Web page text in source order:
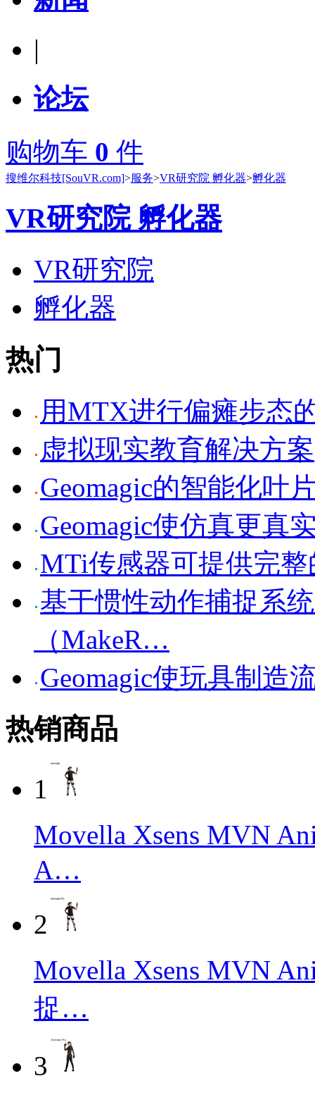
|
论坛
购物车 0 件
搜维尔科技[SouVR.com]>服务>VR研究院 孵化器>孵化器
VR研究院 孵化器
VR研究院
孵化器
热门
用MTX进行偏瘫步态
虚拟现实教育解决方案
Geomagic的智能化叶
Geomagic使仿真更真
MTi传感器可提供完
基于惯性动作捕捉系
（MakeR…
Geomagic使玩具制造
热销商品
1
Movella Xsens MVN
A…
2
Movella Xsens MVN
捉…
3